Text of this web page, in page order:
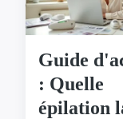
Guide
: Quelle
épilation